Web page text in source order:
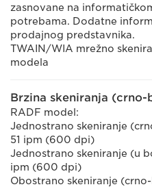
zasnovane na
potrebama. Dodatne
prodajnog predstavnika.
TWAIN/WIA mrežno
modela
Brzina skeniranja
RADF model:
Jednostrano skeniranje
51 ipm (600 dpi)
Jednostrano skeniranje (u
ipm (600 dpi)
Obostrano skeniranje